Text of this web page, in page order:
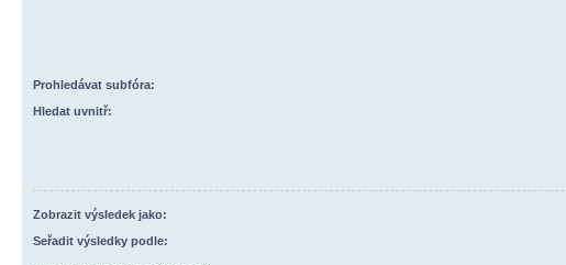
Prohledávat subfóra:
Hledat uvnitř:
Zobrazit výsledek jako:
Seřadit výsledky podle: